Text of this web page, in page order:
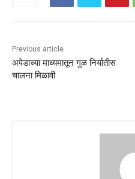
Previous article
अपेडाच्या माध्यमातून गुळ निर्यातीस
चालना मिळावी